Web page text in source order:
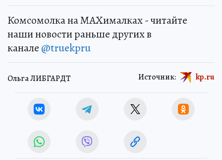
Комсомолка на MAXималках - читайте
наши новости раньше других в
канале @truekpru
Ольга ЛИБГАРДТ Источник: kp.ru